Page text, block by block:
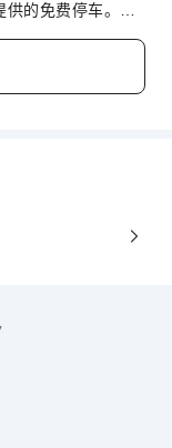
的免费停车。提
务可确保您的衣
！只需前往便利
个住宿范围内严禁
Premier海潮酒店
的起居室，甚至
体验。请放心，在
酒店提供的各种